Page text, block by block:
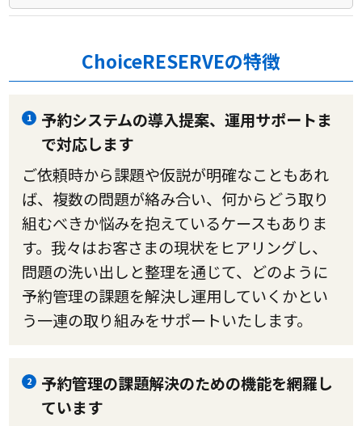
ChoiceRESERVEの特徴
1
予約システムの導入提案、運用サポートま
で対応します
ご依頼時から課題や仮説が明確なこともあれ
ば、複数の問題が絡み合い、何からどう取り
組むべきか悩みを抱えているケースもありま
す。我々はお客さまの現状をヒアリングし、
問題の洗い出しと整理を通じて、どのように
予約管理の課題を解決し運用していくかとい
う一連の取り組みをサポートいたします。
2
予約管理の課題解決のための機能を網羅し
ています